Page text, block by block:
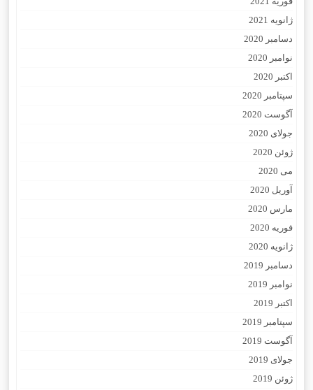
ژانویه 2021
دسامبر 2020
نوامبر 2020
اکتبر 2020
سپتامبر 2020
آگوست 2020
جولای 2020
ژوئن 2020
می 2020
آوریل 2020
مارس 2020
فوریه 2020
ژانویه 2020
دسامبر 2019
نوامبر 2019
اکتبر 2019
سپتامبر 2019
آگوست 2019
جولای 2019
ژوئن 2019